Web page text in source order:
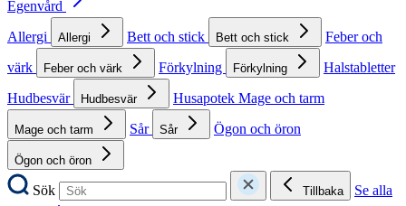
Egenvård
Allergi
Allergi Bett och stick Bett och stick
Feber och
värk
Feber och värk Förkylning Förkylning
Halstabletter
Hudbesvär
Hudbesvär Husapotek Mage och tarm
Mage och tarm Sår Sår Ögon och öron
Ögon och öron
Sök Tillbaka
Se alla